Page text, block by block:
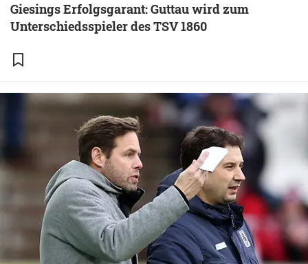
Giesings Erfolgsgarant: Guttau wird zum
Unterschiedsspieler des TSV 1860